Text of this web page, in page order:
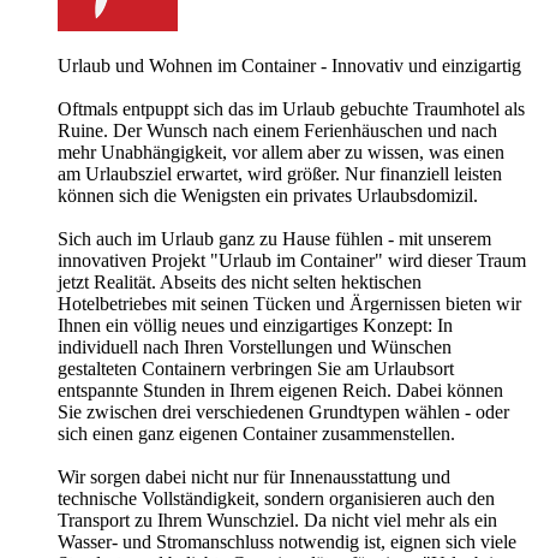
Urlaub und Wohnen im Container - Innovativ und einzigartig
Oftmals entpuppt sich das im Urlaub gebuchte Traumhotel als
Ruine. Der Wunsch nach einem Ferienhäuschen und nach
mehr Unabhängigkeit, vor allem aber zu wissen, was einen
am Urlaubsziel erwartet, wird größer. Nur finanziell leisten
können sich die Wenigsten ein privates Urlaubsdomizil.
Sich auch im Urlaub ganz zu Hause fühlen - mit unserem
innovativen Projekt "Urlaub im Container" wird dieser Traum
jetzt Realität. Abseits des nicht selten hektischen
Hotelbetriebes mit seinen Tücken und Ärgernissen bieten wir
Ihnen ein völlig neues und einzigartiges Konzept: In
individuell nach Ihren Vorstellungen und Wünschen
gestalteten Containern verbringen Sie am Urlaubsort
entspannte Stunden in Ihrem eigenen Reich. Dabei können
Sie zwischen drei verschiedenen Grundtypen wählen - oder
sich einen ganz eigenen Container zusammenstellen.
Wir sorgen dabei nicht nur für Innenausstattung und
technische Vollständigkeit, sondern organisieren auch den
Transport zu Ihrem Wunschziel. Da nicht viel mehr als ein
Wasser- und Stromanschluss notwendig ist, eignen sich viele